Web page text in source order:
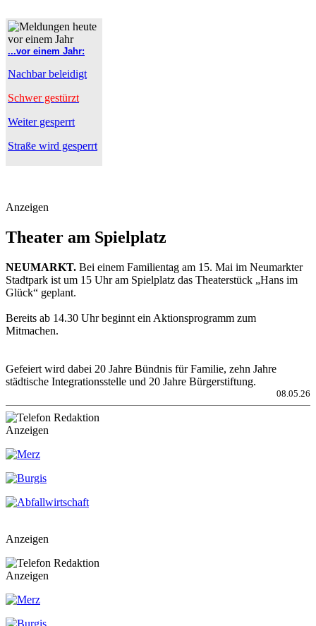
...vor einem Jahr:
Nachbar beleidigt
Schwer gestürzt
Weiter gesperrt
Straße wird gesperrt
Anzeigen
Theater am Spielplatz
NEUMARKT. Bei einem Familientag am 15. Mai im Neumarkter
Stadtpark ist um 15 Uhr am Spielplatz das Theaterstück „Hans im
Glück“ geplant.
Bereits ab 14.30 Uhr beginnt ein Aktionsprogramm zum
Mitmachen.
Gefeiert wird dabei 20 Jahre Bündnis für Familie, zehn Jahre
städtische Integrationsstelle und 20 Jahre Bürgerstiftung.
08.05.26
Anzeigen
Anzeigen
Anzeigen